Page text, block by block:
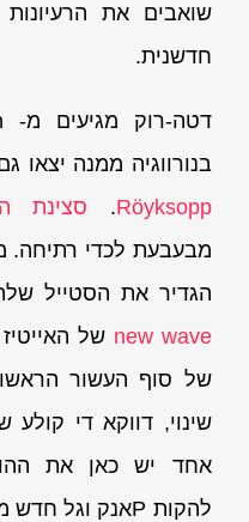
שואבים את
חדשנית.
בנורווגיה ממנה יצאו
Röyksopp
. סצינת
מבעבעת לכדי רתיחה.
הגדיר את הסטייל
new wave של
של סוף העשור
שינוי, דווקא די
אחד יש כאן את
להקות Pאנק וגל חדש מלפני יותר מעשרים שנה כמו